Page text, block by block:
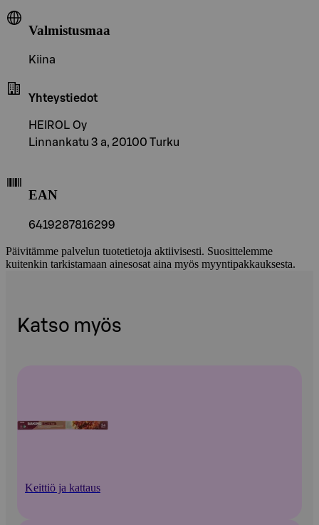
Valmistusmaa
Kiina
Yhteystiedot
HEIROL Oy
Linnankatu 3 a, 20100 Turku
EAN
6419287816299
Päivitämme palvelun tuotetietoja aktiivisesti. Suosittelemme
kuitenkin tarkistamaan ainesosat aina myös myyntipakkauksesta.
Katso myös
Keittiö ja kattaus